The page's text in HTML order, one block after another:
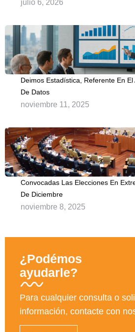
julio 6, 2026
Deimos Estadística, Referente En
De Datos
noviembre 11, 2025
Convocadas Las Elecciones En
De Diciembre
noviembre 8, 2025
¿Podémos
ayudarle?
Para cualquier consulta o
información, contacte con